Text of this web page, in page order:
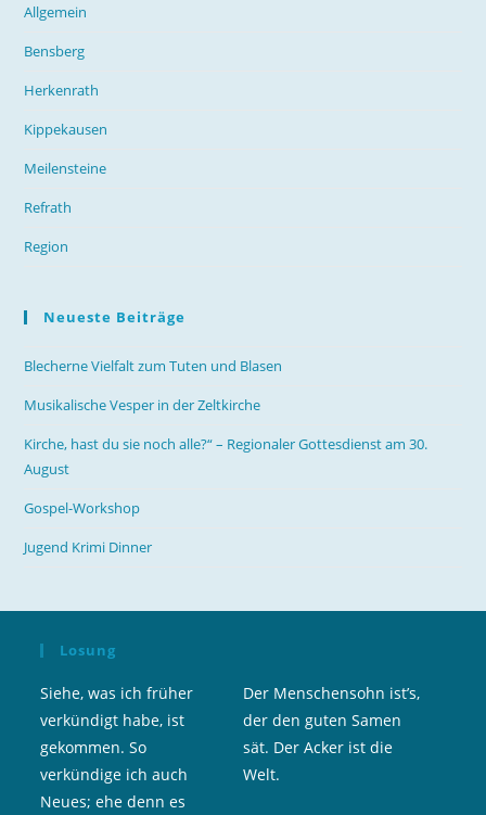
Allgemein
Bensberg
Herkenrath
Kippekausen
Meilensteine
Refrath
Region
Neueste Beiträge
Blecherne Vielfalt zum Tuten und Blasen
Musikalische Vesper in der Zeltkirche
Kirche, hast du sie noch alle?“ – Regionaler Gottesdienst am 30.
August
Gospel-Workshop
Jugend Krimi Dinner
Losung
Siehe, was ich früher
verkündigt habe, ist
gekommen. So
verkündige ich auch
Neues; ehe denn es
Der Menschensohn ist’s,
der den guten Samen
sät. Der Acker ist die
Welt.